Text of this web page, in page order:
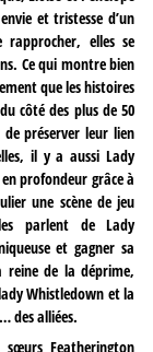
et tristesse d’un
elles se
Ce qui montre bien
que les histoires
côté des plus de 50
préserver leur lien
il y a aussi Lady
profondeur grâce à
une scène de jeu
parlent de Lady
et gagner sa
de la déprime,
Whistledown et la
des alliées.
Featherington